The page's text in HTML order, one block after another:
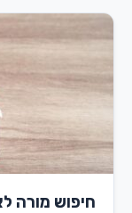
חיפוש מורה